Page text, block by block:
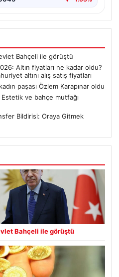
Bahçeli ile görüştü
Altın fiyatları ne kadar oldu?
altını alış satış fiyatları
paşası Özlem Karapınar oldu
Estetik ve bahçe mutfağı
Bildirisi: Oraya Gitmek
Bahçeli ile görüştü